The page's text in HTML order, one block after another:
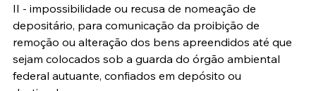
II - impossibilidade ou recusa de nomeação de
depositário, para comunicação da proibição de
remoção ou alteração dos bens apreendidos até que
sejam colocados sob a guarda do órgão ambiental
federal autuante, confiados em depósito ou